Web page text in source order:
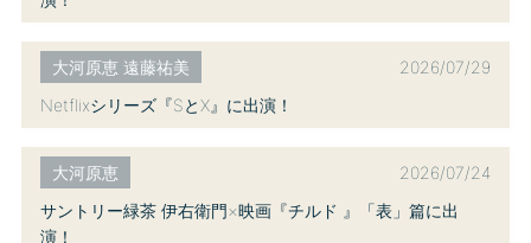
大河原恵 遠藤祐美
2026/07/29
Netflixシリーズ『SとX』に出演！
大河原恵
2026/07/24
サントリー緑茶 伊右衛門×映画『チルド 』「表」篇に出
演！